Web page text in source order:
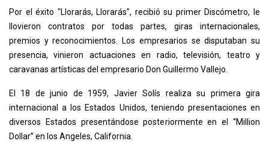
Por el éxito "Llorarás, Llorarás", recibió su primer Discómetro, le
llovieron contratos por todas partes, giras internacionales,
premios y reconocimientos. Los empresarios se disputaban su
presencia, vinieron actuaciones en radio, televisión, teatro y
caravanas artísticas del empresario Don Guillermo Vallejo.
El 18 de junio de 1959, Javier Solís realiza su primera gira
internacional a los Estados Unidos, teniendo presentaciones en
diversos Estados presentándose posteriormente en el “Million
Dollar” en los Angeles, California.